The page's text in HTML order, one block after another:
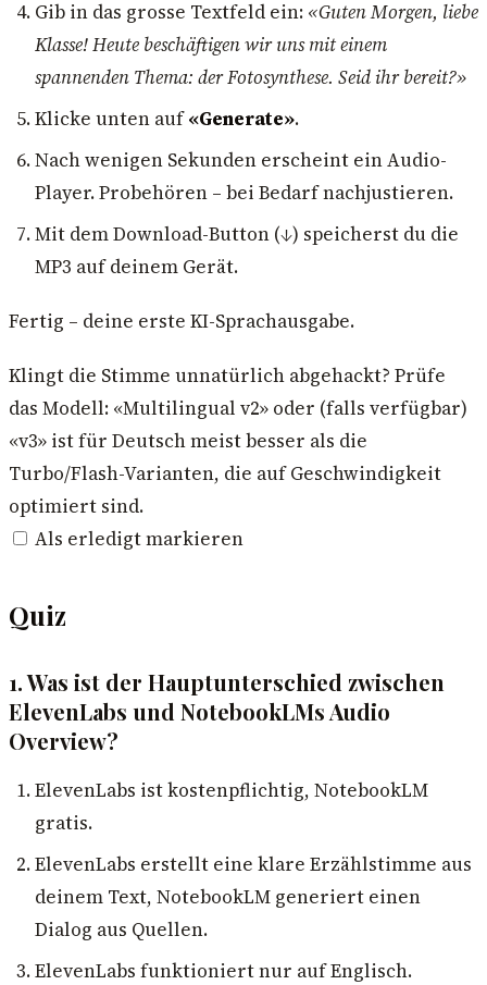
Gib in das grosse Textfeld ein: «Guten Morgen, liebe
Klasse! Heute beschäftigen wir uns mit einem
spannenden Thema: der Fotosynthese. Seid ihr bereit?»
Klicke unten auf«Generate».
Nach wenigen Sekunden erscheint ein Audio-
Player. Probehören – bei Bedarf nachjustieren.
Mit dem Download-Button (↓) speicherst du die
MP3 auf deinem Gerät.
Fertig – deine erste KI-Sprachausgabe.
Klingt die Stimme unnatürlich abgehackt? Prüfe
das Modell: «Multilingual v2» oder (falls verfügbar)
«v3» ist für Deutsch meist besser als die
Turbo/Flash-Varianten, die auf Geschwindigkeit
optimiert sind.
Als erledigt markieren
Quiz
1. Was ist der Hauptunterschied zwischen
ElevenLabs und NotebookLMs Audio
Overview?
ElevenLabs ist kostenpflichtig, NotebookLM
gratis.
ElevenLabs erstellt eine klare Erzählstimme aus
deinem Text, NotebookLM generiert einen
Dialog aus Quellen.
ElevenLabs funktioniert nur auf Englisch.